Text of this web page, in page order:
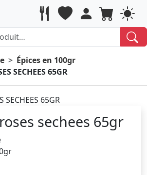
Épices en 100gr
SECHEES 65GR
sechees 65gr